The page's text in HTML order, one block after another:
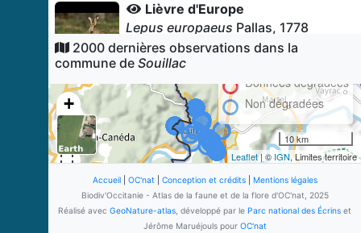
Lièvre d'Europe
Lepus europaeus Pallas, 1778
6observations
Dernière observation en
Chevreuil européen
Capreolus capreolus(Linnaeus,
1758)
observations
Dernière observation en2004 Fiche espèce
Mésange charbonnière
Parus majorLinnaeus, 1758
2000 dernières observations dans la
commune de Souillac
+
Données dégradées
Non dégradées
10 km
Leaflet| © IGN, Limites territoire
Accueil| OC'nat| Conception et crédits| Mentions légales
Biodiv'Occitanie - Atlas de la faune et de la flore d'OC'nat, 2025
Réalisé avec GeoNature-atlas , développé par le Parc national des Écrins et
Jérôme Maruéjouls pour OC'nat